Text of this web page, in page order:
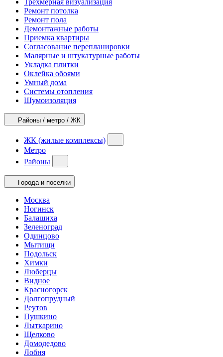
Трехмерная визуализация
Ремонт потолка
Ремонт пола
Демонтажные работы
Приемка квартиры
Согласование перепланировки
Малярные и штукатурные работы
Укладка плитки
Оклейка обоями
Умный дома
Системы отопления
Шумоизоляция
Районы / метро / ЖК
ЖК (жилые комплексы)
Метро
Районы
Города и поселки
Москва
Ногинск
Балашиха
Зеленоград
Одинцово
Мытищи
Подольск
Химки
Люберцы
Видное
Красногорск
Долгопрудный
Реутов
Пушкино
Лыткарино
Щелково
Домодедово
Лобня